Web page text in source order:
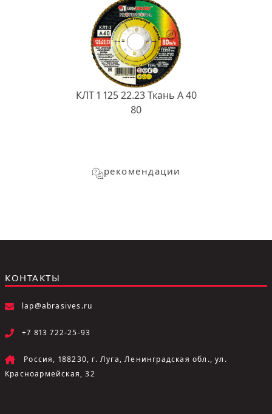
КЛТ 1 125 22.23 Ткань A 40
80
рекомендации
КОНТАКТЫ
lap@abrasives.ru
+7 813 722-25-93
Россия, 188230, г. Луга, Ленинградская обл., ул.
Красноармейская, 32